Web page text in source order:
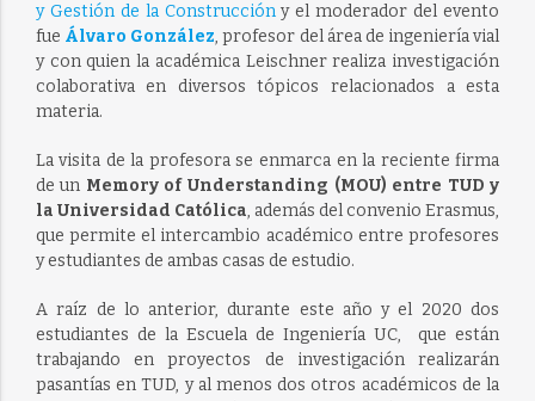
y Gestión de la Construccióny el moderador del evento
fue Álvaro González, profesor del área de ingeniería vial
y con quien la académica Leischner realiza investigación
colaborativa en diversos tópicos relacionados a esta
materia.
La visita de la profesora se enmarca en la reciente firma
de un Memory of Understanding (MOU) entre TUD y
la Universidad Católica, además del convenio Erasmus,
que permite el intercambio académico entre profesores
y estudiantes de ambas casas de estudio.
A raíz de lo anterior, durante este año y el 2020 dos
estudiantes de la Escuela de Ingeniería UC, que están
trabajando en proyectos de investigación realizarán
pasantías en TUD, y al menos dos otros académicos de la